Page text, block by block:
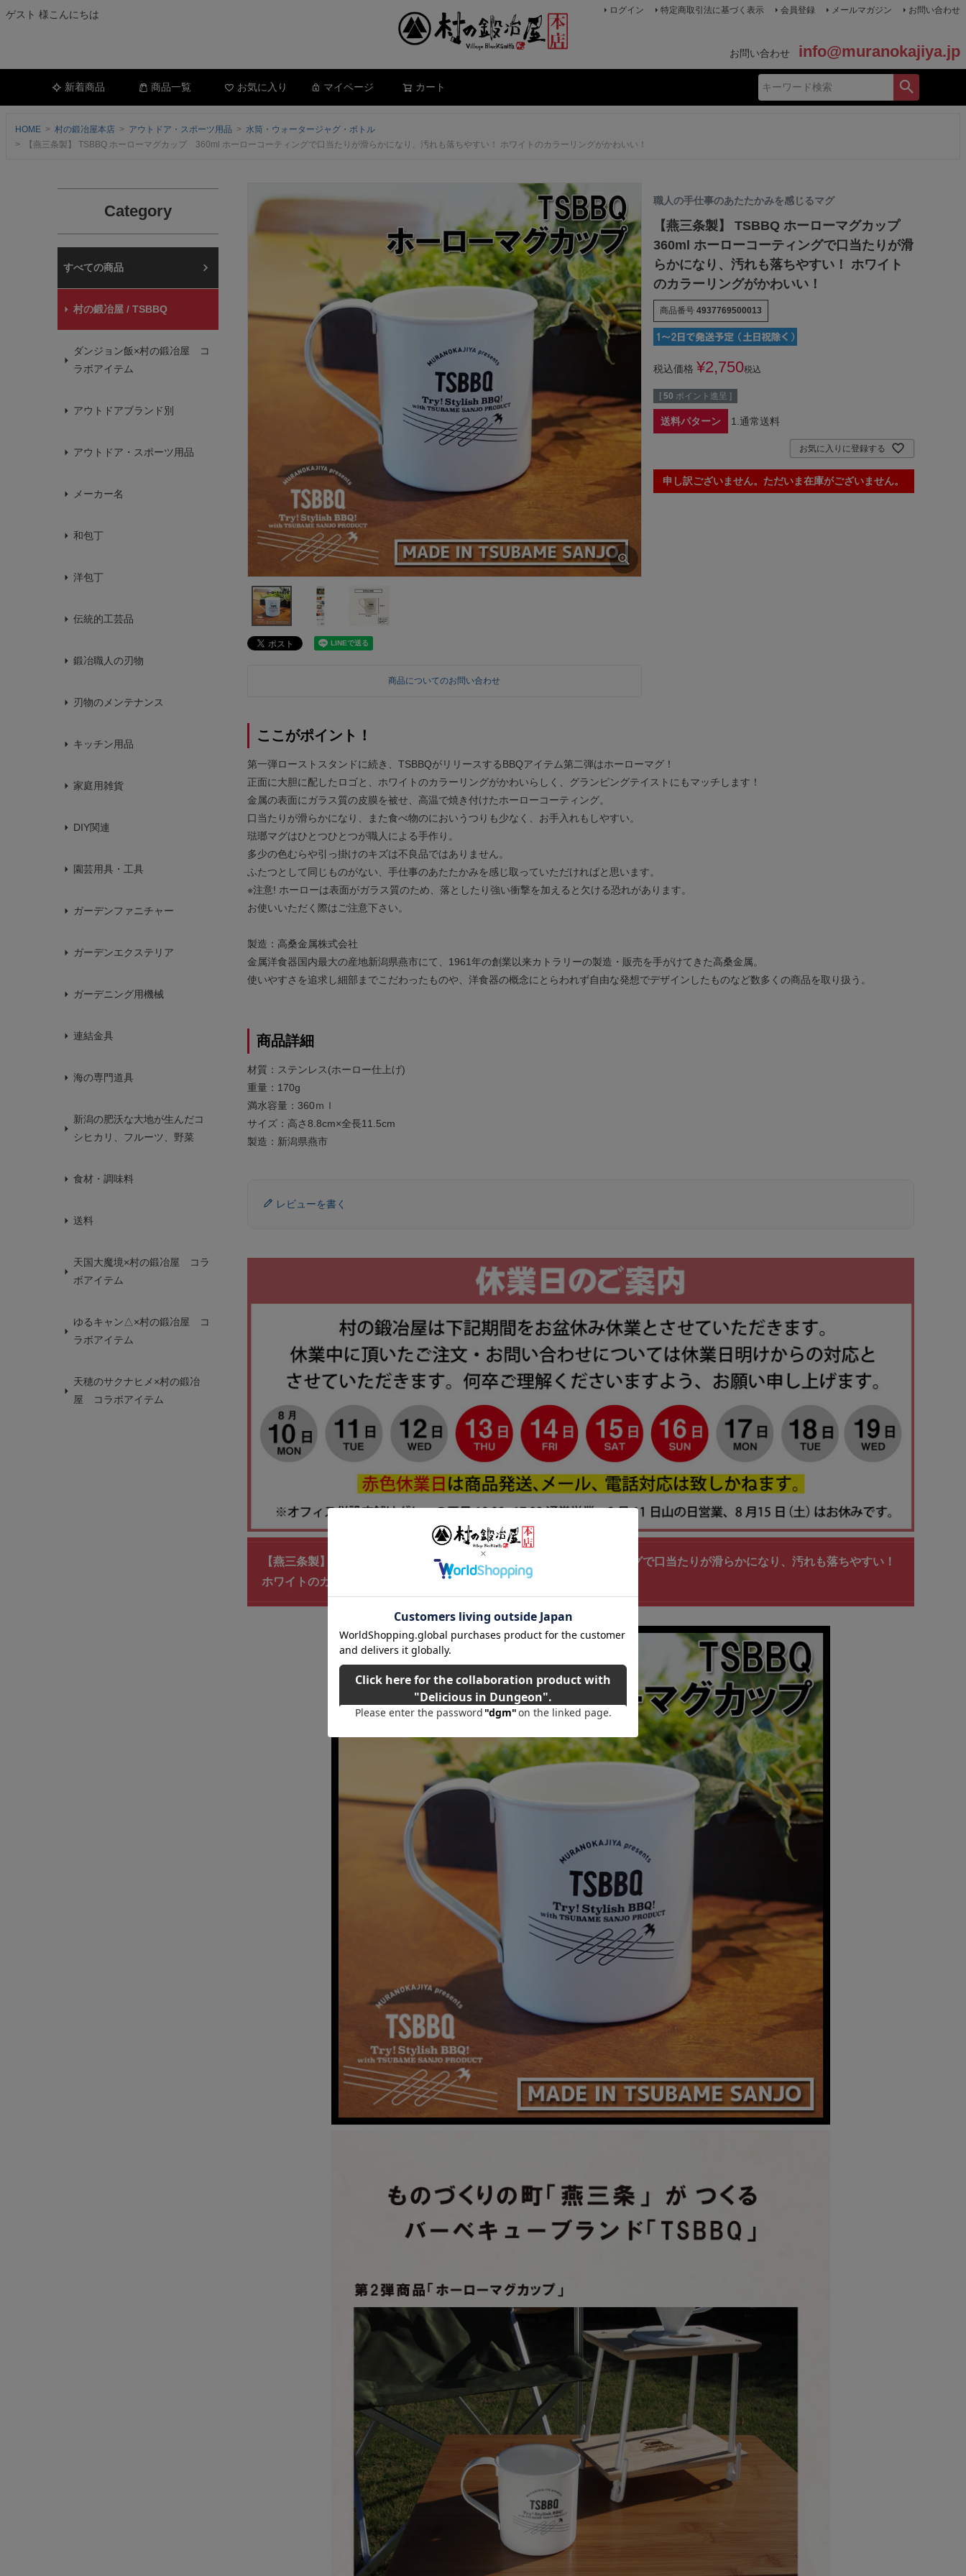
ゲスト 様こんにちは ログイン 特定商取引法に基づく表示 会員登録 メールマガジン お問い合わせ
お問い合わせ info@muranokajiya.jp
新着商品 商品一覧 お気に入り マイページ カート
HOME 村の鍛冶屋本店 アウトドア・スポーツ用品
水筒・ウォータージャグ・ボトル
【燕三条製】 TSBBQ ホーローマグカップ 360ml ホーローコーティングで口当たりが滑らかになり、汚れも落ちやすい！ ホワイトのカラーリングがかわいい！
Category
村の鍛冶屋本店
村の鍛冶屋 / TSBBQ
ダンジョン飯×村の鍛冶屋 コ
ラボアイテム
アウトドアブランド別
アウトドア・スポーツ用品
メーカー名
和包丁
洋包丁
伝統的工芸品
鍛冶職人の刃物
刃物のメンテナンス
キッチン用品
家庭用雑貨
DIY関連
園芸用具・工具
ガーデンファニチャー
ガーデンエクステリア
ガーデニング用機械
連結金具
海の専門道具
新潟の肥沃な大地が生んだコ
シヒカリ、フルーツ、野菜
食材・調味料
送料
天国大魔境×村の鍛冶屋 コラ
ボアイテム
ゆるキャン△×村の鍛冶屋 コ
ラボアイテム
天穂のサクナヒメ×村の鍛冶
屋 コラボアイテム
商品についてのお問い合わせ
職人の手仕事のあたたかみを感じるマグ
【燕三条製】 TSBBQ ホーローマグカップ
360ml ホーローコーティングで口当たりが滑
らかになり、汚れも落ちやすい！ ホワイト
のカラーリングがかわいい！
商品番号 4937769500013
税込価格 ¥2,750税込
[ 50 ポイント進呈 ]
送料パターン 1.通常送料
お気に入りに登録する
申し訳ございません。ただいま在庫がございません。
ここがポイント！
第一弾ローストスタンドに続き、TSBBQがリリースするBBQアイテム第二弾はホーローマグ！
正面に大胆に配したロゴと、ホワイトのカラーリングがかわいらしく、グランピングテイストにもマッチします！
金属の表面にガラス質の皮膜を被せ、高温で焼き付けたホーローコーティング。
口当たりが滑らかになり、また食べ物のにおいうつりも少なく、お手入れもしやすい。
琺瑯マグはひとつひとつが職人による手作り。
多少の色むらや引っ掛けのキズは不良品ではありません。
ふたつとして同じものがない、手仕事のあたたかみを感じ取っていただければと思います。
※注意! ホーローは表面がガラス質のため、落としたり強い衝撃を加えると欠ける恐れがあります。
お使いいただく際はご注意下さい。
製造：高桑金属株式会社
金属洋食器国内最大の産地新潟県燕市にて、1961年の創業以来カトラリーの製造・販売を手がけてきた高桑金属。
使いやすさを追求し細部までこだわったものや、洋食器の概念にとらわれず自由な発想でデザインしたものなど数多くの商品を取り扱う。
商品詳細
材質：ステンレス(ホーロー仕上げ)
重量：170g
満水容量：360ｍｌ
サイズ：高さ8.8cm×全長11.5cm
製造：新潟県燕市
レビューを書く
【燕三条製】 TSBBQ ホーローマグカップ 360ml ホーローコーティングで口当たりが滑らかになり、汚れも落ちやすい！
ホワイトのカラーリングがかわいい！